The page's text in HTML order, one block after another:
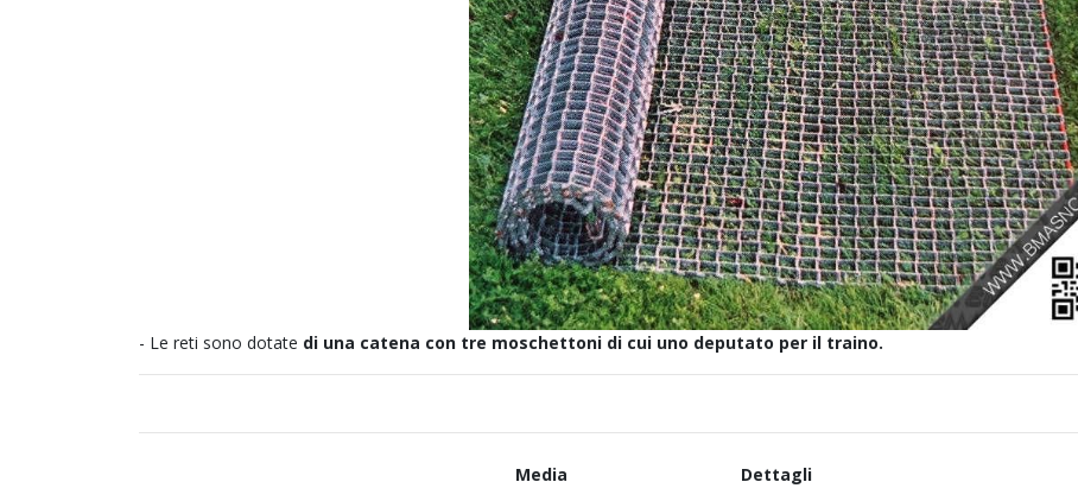
- Le reti sono dotate di una catena con tre moschettoni di cui uno deputato per il traino.
Media
Dettagli